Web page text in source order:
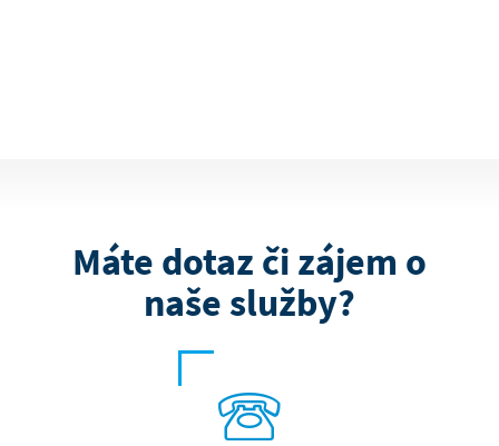
Máte dotaz či zájem o
naše služby?